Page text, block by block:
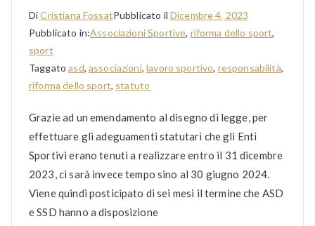
DiCristiana FossatPubblicato il Dicembre 4, 2023
Pubblicato in:Associazioni Sportive, riforma dello sport,
sport
Taggatoasd, associazioni,lavoro sportivo, responsabilità,
riforma dello sport, statuto
Grazie ad un emendamento al disegno di legge, per
effettuare gli adeguamenti statutari che gli Enti
Sportivi erano tenuti a realizzare entro il 31 dicembre
2023, ci sarà invece tempo sino al 30 giugno 2024.
Viene quindi posticipato di sei mesi il termine che ASD
e SSD hanno a disposizione